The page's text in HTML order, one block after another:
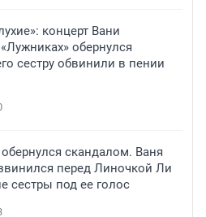
концерт Вани
обернулся
сестру обвинили в пении
скандалом. Ваня
перед Линочкой Ли
сестры под ее голос